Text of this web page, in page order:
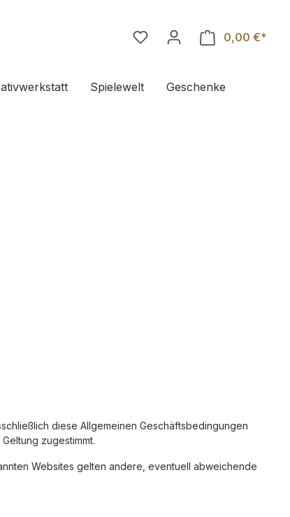
0,00 €*
Spielewelt Geschenke
diese Allgemeinen Geschäftsbedingungen
zugestimmt.
Websites gelten andere, eventuell abweichende